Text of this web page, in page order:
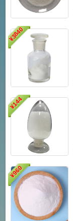
¥
3840
¥
144
¥
960